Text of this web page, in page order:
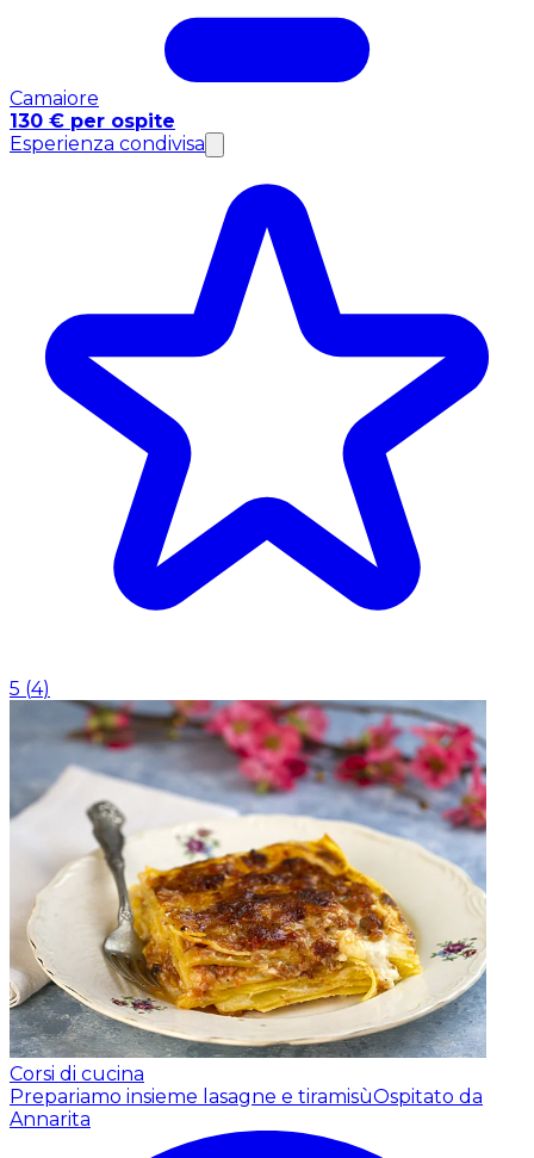
Camaiore
130 € per ospite
Esperienza condivisa
5 (4)
Corsi di cucina
Prepariamo insieme lasagne e tiramisùOspitato da
Annarita